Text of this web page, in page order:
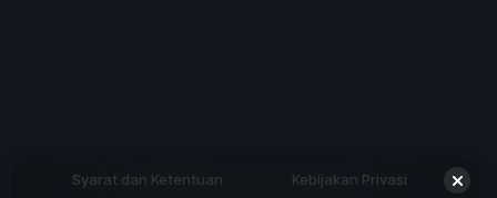
Syarat dan Ketentuan Kebijakan Privasi